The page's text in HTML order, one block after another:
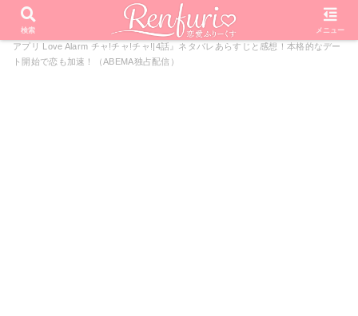
PR
ホーム 恋愛リアリティーショー Love Alarm
『恋する
アプリ Love Alarm チャ!チャ!チャ!|4話』ネタバレあらすじと感想！本格的なデー
ト開始で恋も加速！（ABEMA独占配信）
検索 メニュー